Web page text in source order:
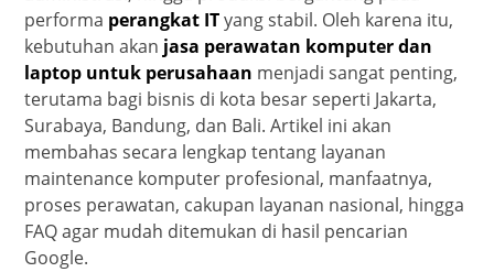
performa perangkat ITyang stabil. Oleh karena itu,
kebutuhan akan jasa perawatan komputer dan
laptop untuk perusahaan menjadi sangat penting,
terutama bagi bisnis di kota besar seperti Jakarta,
Surabaya, Bandung, dan Bali. Artikel ini akan
membahas secara lengkap tentang layanan
maintenance komputer profesional, manfaatnya,
proses perawatan, cakupan layanan nasional, hingga
FAQ agar mudah ditemukan di hasil pencarian
Google.